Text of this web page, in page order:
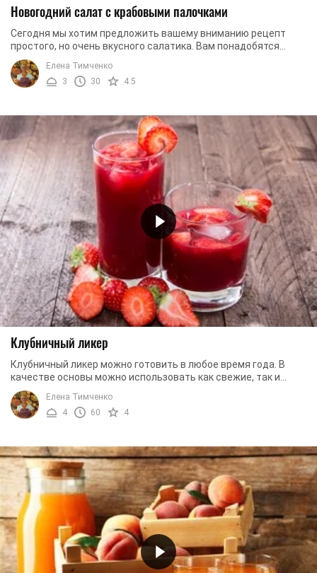
Новогодний салат с крабовыми палочками
Сегодня мы хотим предложить вашему вниманию рецепт
простого, но очень вкусного салатика. Вам понадобятся
крабовые палочки, помидоры и болгарский ...
Елена Тимченко
3
30 4.5
Клубничный ликер
Клубничный ликер можно готовить в любое время года. В
качестве основы можно использовать как свежие, так и
замороженные ягоды. Абсолютным лидером ...
Елена Тимченко
4
60 4